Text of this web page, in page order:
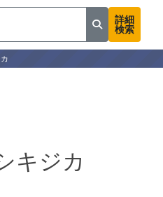
詳細
検索
キジカ